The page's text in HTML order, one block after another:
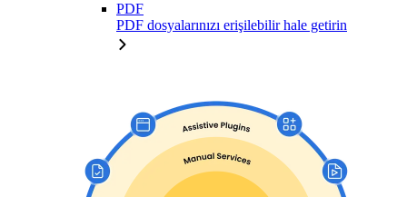
PDF
PDF dosyalarınızı erişilebilir hale getirin